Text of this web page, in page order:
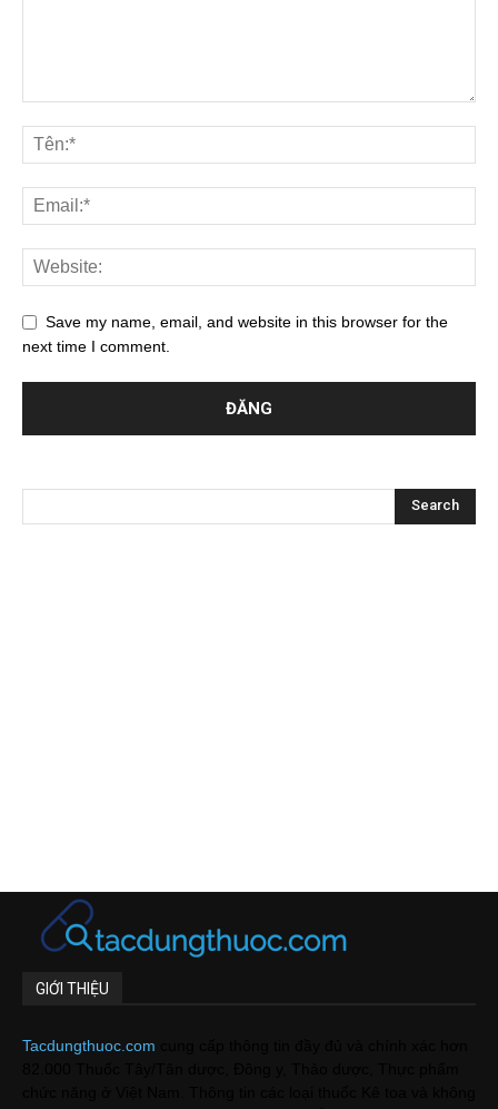
Save my name, email, and website in this browser for the
next time I comment.
GIỚI THIỆU
Tacdungthuoc.com